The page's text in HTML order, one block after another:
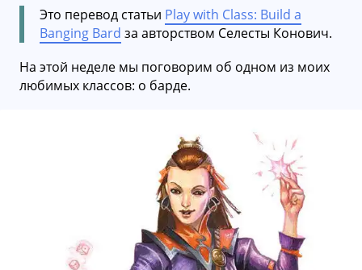
Это перевод статьи Play with Class: Build a
Banging Bard за авторством Селесты Конович.
На этой неделе мы поговорим об одном из моих
любимых классов: о барде.